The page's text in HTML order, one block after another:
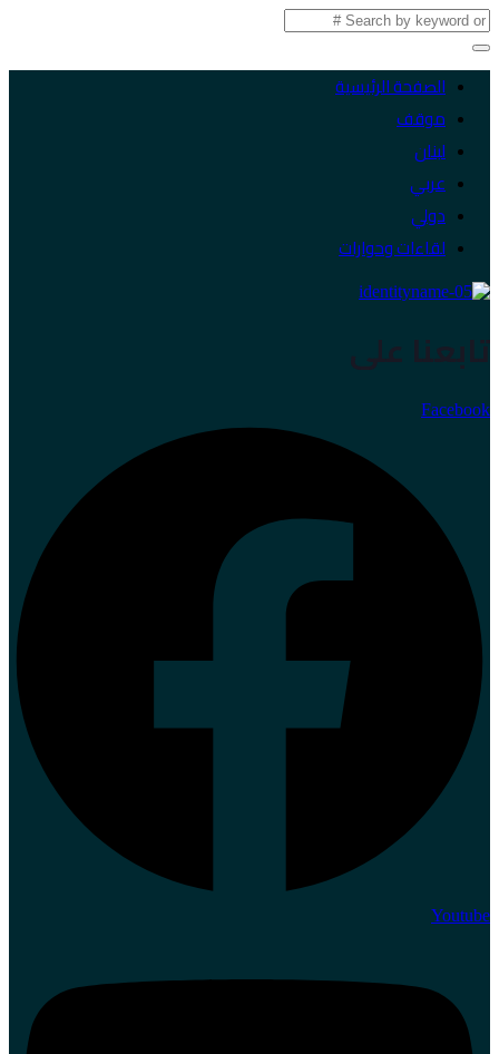
الصفحة الرئيسية
موقف
لبنان
عربي
دولي
لقاءات وحوارات
تابعنا على
Facebook
Youtube